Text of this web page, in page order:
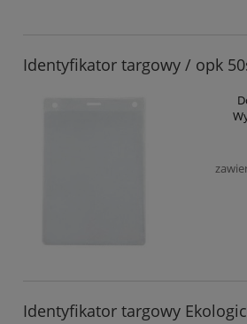
Identyfikator targowy / opk
Identyfikator targowy